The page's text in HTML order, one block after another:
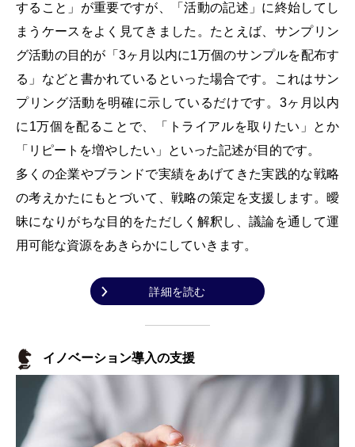
すること」が重要ですが、「活動の記述」に終始してし
まうケースをよく見てきました。たとえば、サンプリン
グ活動の目的が「3ヶ月以内に1万個のサンプルを配布す
る」などと書かれているといった場合です。これはサン
プリング活動を明確に示しているだけです。3ヶ月以内
に1万個を配ることで、「トライアルを取りたい」とか
「リピートを増やしたい」といった記述が目的です。
多くの企業やブランドで実績をあげてきた実践的な戦略
の考えかたにもとづいて、戦略の策定を支援します。曖
昧になりがちな目的をただしく解釈し、議論を通して運
用可能な資源をあきらかにしていきます。
詳細を読む
イノベーション導入の支援